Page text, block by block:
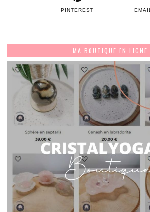
PINTEREST EMAIL
MA BOUTIQUE EN LIGNE